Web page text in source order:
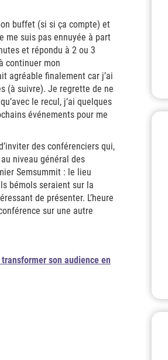
buffet (si si ça compte) et
me suis pas ennuyée à part
et répondu à 2 ou 3
continuer mon
agréable finalement car j’ai
(à suivre). Je regrette de ne
le recul, j’ai quelques
événements pour me
des conférenciers qui,
niveau général des
Semsummit : le lieu
bémols seraient sur la
de présenter. L’heure
sur une autre
son audience en